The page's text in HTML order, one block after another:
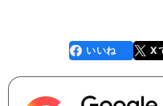
faceboo
k
いいね X